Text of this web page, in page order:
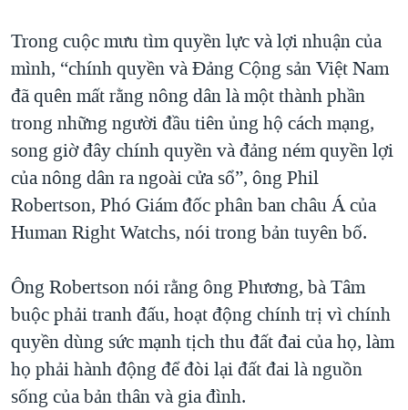
Trong cuộc mưu tìm quyền lực và lợi nhuận của
mình, “chính quyền và Đảng Cộng sản Việt Nam
đã quên mất rằng nông dân là một thành phần
trong những người đầu tiên ủng hộ cách mạng,
song giờ đây chính quyền và đảng ném quyền lợi
của nông dân ra ngoài cửa sổ”, ông Phil
Robertson, Phó Giám đốc phân ban châu Á của
Human Right Watchs, nói trong bản tuyên bố.
Ông Robertson nói rằng ông Phương, bà Tâm
buộc phải tranh đấu, hoạt động chính trị vì chính
quyền dùng sức mạnh tịch thu đất đai của họ, làm
họ phải hành động để đòi lại đất đai là nguồn
sống của bản thân và gia đình.